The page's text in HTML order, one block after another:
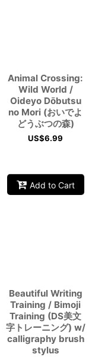
Animal Crossing:
Wild World /
Oideyo Dōbutsu
no Mori (おいでよ
どうぶつの森)
US$6.99
Add to Cart
Beautiful Writing
Training / Bimoji
Training (DS美文
字トレーニング) w/
calligraphy brush
stylus